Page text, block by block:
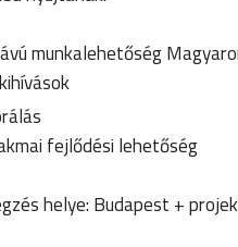
munkalehetőség
fejlődési lehetőség
helye: Budapest +